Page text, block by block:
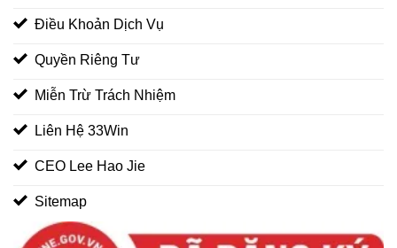
Điều Khoản Dịch Vụ
Quyền Riêng Tư
Miễn Trừ Trách Nhiệm
Liên Hệ 33Win
CEO Lee Hao Jie
Sitemap